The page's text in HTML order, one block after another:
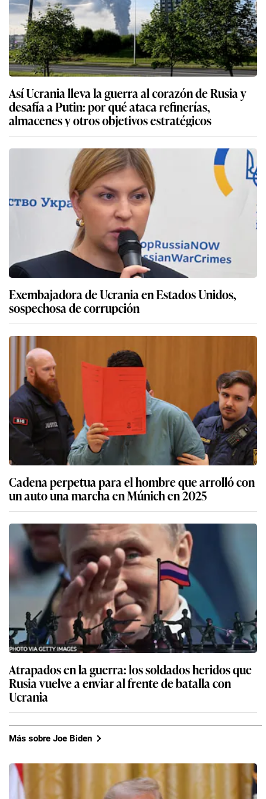
Así Ucrania lleva la guerra al corazón de Rusia y
desafía a Putin: por qué ataca refinerías,
almacenes y otros objetivos estratégicos
Exembajadora de Ucrania en Estados Unidos,
sospechosa de corrupción
Cadena perpetua para el hombre que arrolló con
un auto una marcha en Múnich en 2025
Atrapados en la guerra: los soldados heridos que
Rusia vuelve a enviar al frente de batalla con
Ucrania
Más sobre Joe Biden